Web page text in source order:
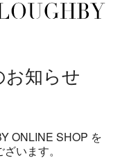
知らせ
ONLINE SHOP を
います。